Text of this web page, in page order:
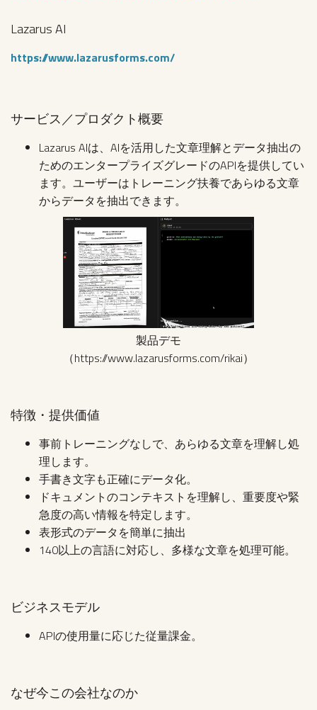
Lazarus AI
https://www.lazarusforms.com/
サービス／プロダクト概要
Lazarus AIは、AIを活用した文章理解とデータ抽出の
ためのエンタープライズグレードのAPIを提供してい
ます。ユーザーはトレーニング扶養であらゆる文章
からデータを抽出できます。
製品デモ
（https://www.lazarusforms.com/rikai）
特徴・提供価値
事前トレーニングなしで、あらゆる文章を理解し処
理します。
手書き文字も正確にデータ化。
ドキュメントのコンテキストを理解し、重要度や緊
急度の高い情報を特定します。
表形式のデータを簡単に抽出
140以上の言語に対応し、多様な文章を処理可能。
ビジネスモデル
APIの使用量に応じた従量課金。
なぜ今この会社なのか